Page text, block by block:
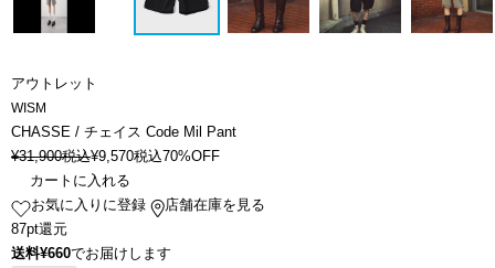
アウトレット
WISM
CHASSE / チェイス Code Mil Pant
¥31,900税込¥9,570税込70%OFF
カートに入れる
お気に入りに登録
店舗在庫を見る
87pt還元
送料¥660でお届けします